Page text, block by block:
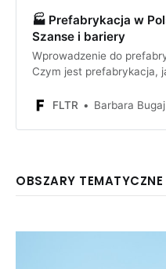
🏭 Prefabrykacja w
Szanse i bariery
Wprowadzenie do
Czym jest prefabrykacja,
oraz wady i jak
biznesu
FLTR Barbara Bugaj
OBSZARY TEMATYCZNE